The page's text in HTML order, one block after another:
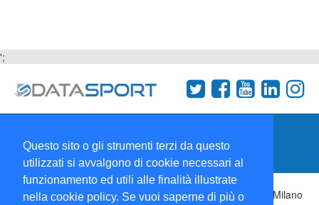
Questo sito o gli strumenti terzi da questo
utilizzati si avvalgono di cookie necessari al
funzionamento ed utili alle finalità illustrate
nella cookie policy. Se vuoi saperne di più o
';
Collabora con noi
Copyright 1995-2026 © Wise Srl Via Palmanova 8 20132 Milano